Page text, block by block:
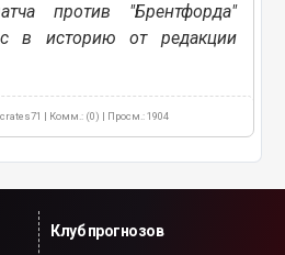
против "Брентфорда"
в историю от редакции
| Комм.: (0) | Просм.: 1904
Клуб прогнозов